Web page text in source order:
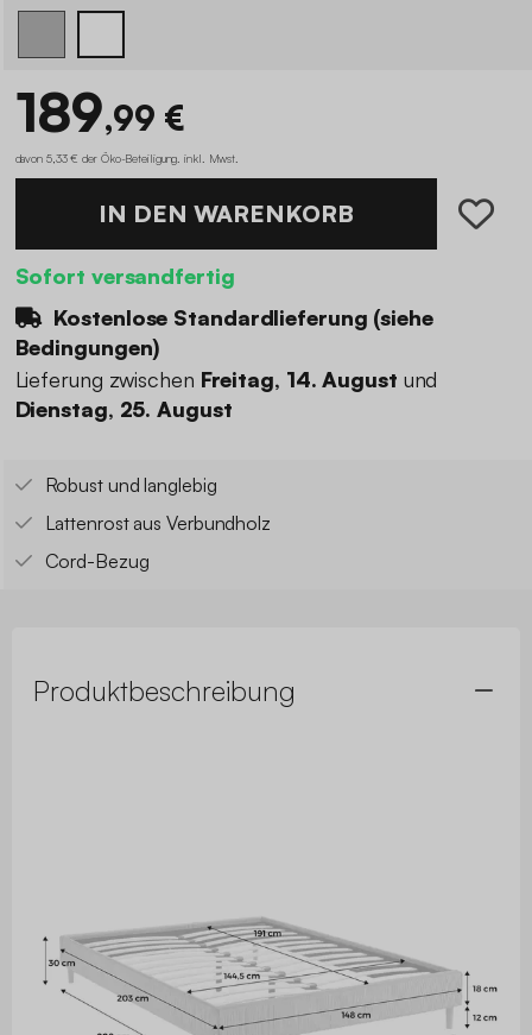
189,99 €
davon 5,33 € der Öko-Beteiligung inkl. Mwst.
IN DEN WARENKORB
Sofort versandfertig
Kostenlose Standardlieferung (siehe
Bedingungen)
Lieferung zwischen Freitag, 14. August und
Dienstag, 25. August
Robust und langlebig
Lattenrost aus Verbundholz
Cord-Bezug
Produktbeschreibung